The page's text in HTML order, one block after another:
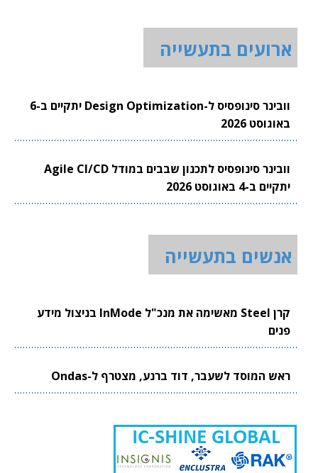
ארועים בתעשייה
וובינר סינופסיס ל-Design Optimization יתקיים ב-6
באוגוסט 2026
וובינר סינופסיס לתכנון שבבים במודל Agile CI/CD
יתקיים ב-4 באוגוסט 2026
אנשים בתעשייה
קרן Steel מאשימה את מנכ"ל InMode בניצול מידע
פנים
ראש המוסד לשעבר, דוד ברנע, מצטרף ל-Ondas